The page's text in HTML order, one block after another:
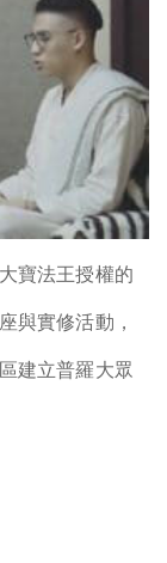
寶法王授權的
與實修活動，
建立普羅大眾